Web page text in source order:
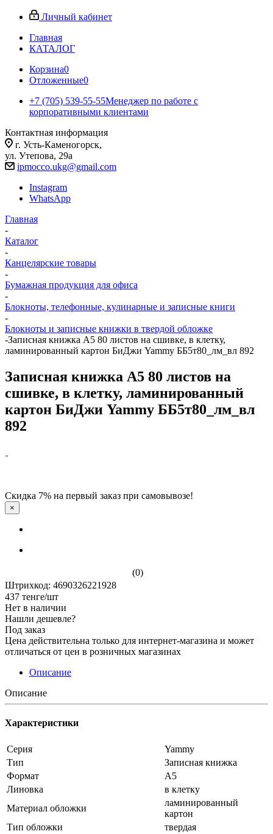
Личный кабинет
Главная
КАТАЛОГ
Корзина0
Отложенные0
+7 (705) 539-55-55Менеджер по работе с
корпоративными клиентами
Контактная информация
г. Усть-Каменогорск,
ул. Утепова, 29а
ipmocco.ukg@gmail.com
Instagram
WhatsApp
Главная
-
Каталог
-
Канцелярские товары
-
Бумажная продукция для офиса
-
Блокноты, телефонные, кулинарные и записные книги
-
Блокноты и записные книжки в твердой обложке
-Записная книжка А5 80 листов на сшивке, в клетку,
ламинированный картон БиДжи Yammy ББ5т80_лм_вл 892
Записная книжка А5 80 листов на
сшивке, в клетку, ламинированный
картон БиДжи Yammy ББ5т80_лм_вл
892
Скидка 7% на первый заказ при самовывозе!
×
(0)
Штрихкод: 4690326221928
437 тенге/шт
Нет в наличии
Нашли дешевле?
Под заказ
Цена действительна только для интернет-магазина и может
отличаться от цен в розничных магазинах
Описание
Описание
Характеристики
Серия
Yammy
Тип
Записная книжка
Формат
А5
Линовка
в клетку
Материал обложки
ламинированный
картон
Тип обложки
твердая